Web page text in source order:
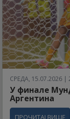
СРЕДА, 15.07.2026 |
У финале
Аргентина
ПРОЧИТАЈ ВИШЕ